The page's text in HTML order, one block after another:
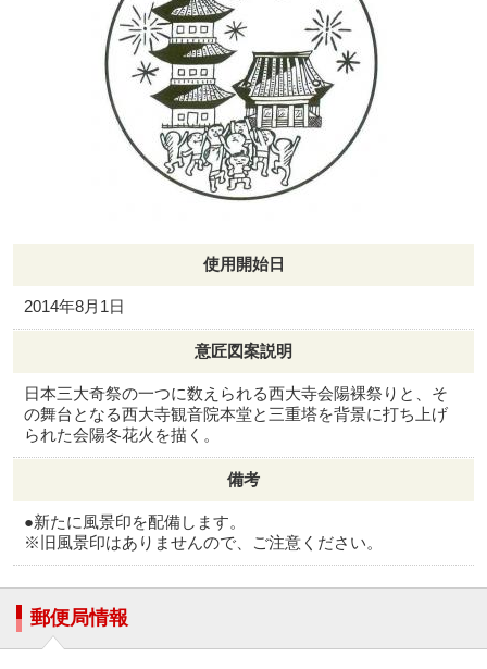
使用開始日
2014年8月1日
意匠図案説明
日本三大奇祭の一つに数えられる西大寺会陽裸祭りと、そ
の舞台となる西大寺観音院本堂と三重塔を背景に打ち上げ
られた会陽冬花火を描く。
備考
●新たに風景印を配備します。
※旧風景印はありませんので、ご注意ください。
郵便局情報